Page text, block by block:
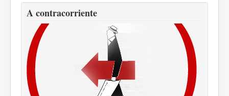
A contracorriente